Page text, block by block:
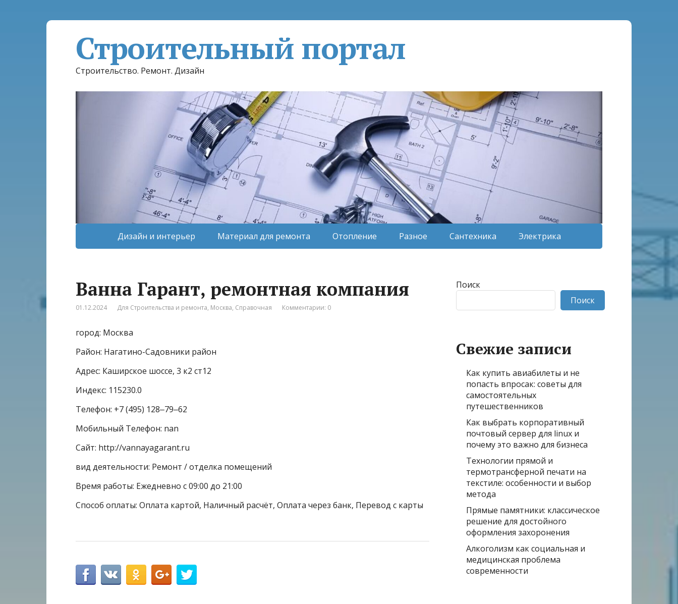
Строительный портал
Строительство. Ремонт. Дизайн
Дизайн и интерьер Материал для ремонта Отопление Разное Сантехника Электрика
Ванна Гарант, ремонтная компания
01.12.2024 Для Строительства и ремонта, Москва, Справочная Комментарии: 0
город: Москва
Район: Нагатино-Садовники район
Адрес: Каширское шоссе, 3 к2 ст12
Индекс: 115230.0
Телефон: +7 (495) 128‒79‒62
Мобильный Телефон: nan
Сайт: http://vannayagarant.ru
вид деятельности: Ремонт / отделка помещений
Время работы: Ежедневно с 09:00 до 21:00
Способ оплаты: Оплата картой, Наличный расчёт, Оплата через банк, Перевод с карты
Поиск
Поиск
Свежие записи
Как купить авиабилеты и не
попасть впросак: советы для
самостоятельных
путешественников
Как выбрать корпоративный
почтовый сервер для linux и
почему это важно для бизнеса
Технологии прямой и
термотрансферной печати на
текстиле: особенности и выбор
метода
Прямые памятники: классическое
решение для достойного
оформления захоронения
Алкоголизм как социальная и
медицинская проблема
современности